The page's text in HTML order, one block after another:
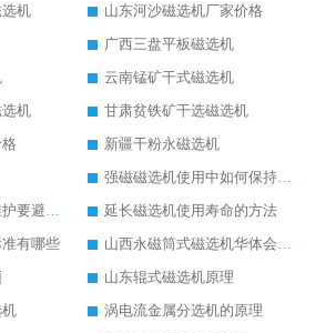
机
山东河沙磁选机厂家价格
广西三盘平板磁选机
云南锰矿干式磁选机
机
甘肃贫铁矿干选磁选机
新疆干粉永磁选机
强磁磁选机使用中如何保持其顺畅运行
湿式磁选机的后期维护要避开哪些坑
延长磁选机使用寿命的方法
有哪些
山西永磁筒式磁选机华体会手机网页版-华体会(中国)
山东辊式磁选机原理
涡电流金属分选机的原理